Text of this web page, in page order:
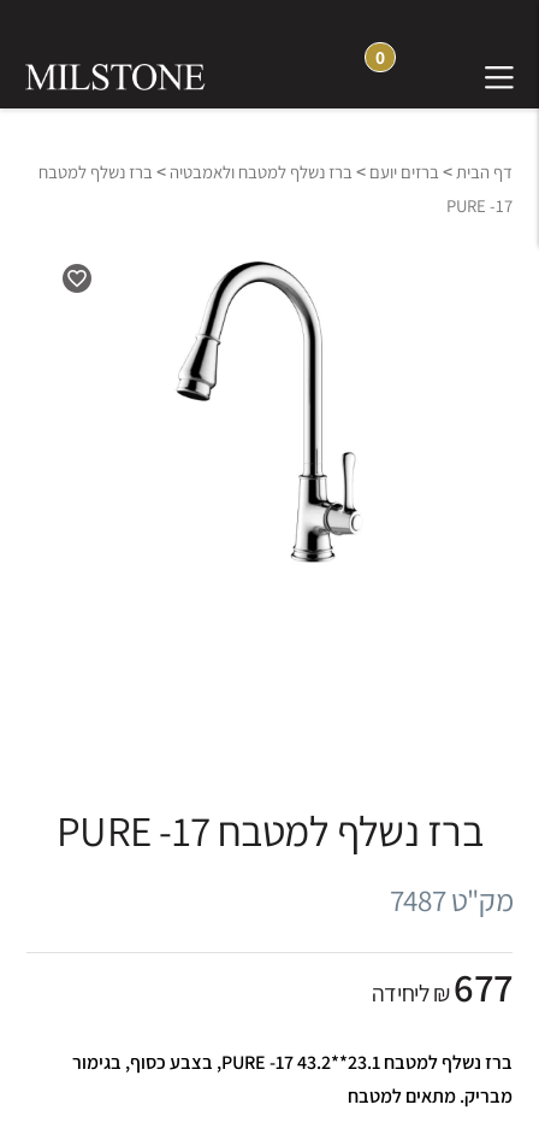
0
דף הבית> ברזים יועם > ברז נשלף למטבח ולאמבטיה > ברז נשלף למטבח
PURE -17
ברז נשלף למטבח PURE -17
מק"ט 7487
677₪ ליחידה
ברז נשלף למטבח PURE -17 43.2**23.1, בצבע כסוף, בגימור
מבריק. מתאים למטבח